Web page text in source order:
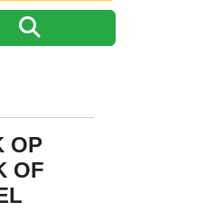
OP
OF